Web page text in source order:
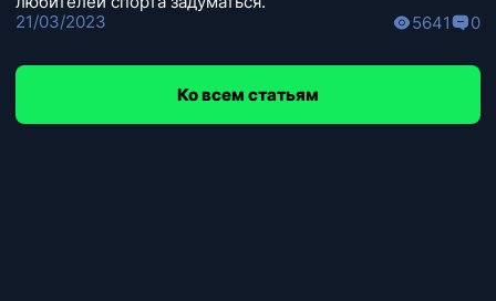
21/03/2023
5641 0
Ко всем статьям